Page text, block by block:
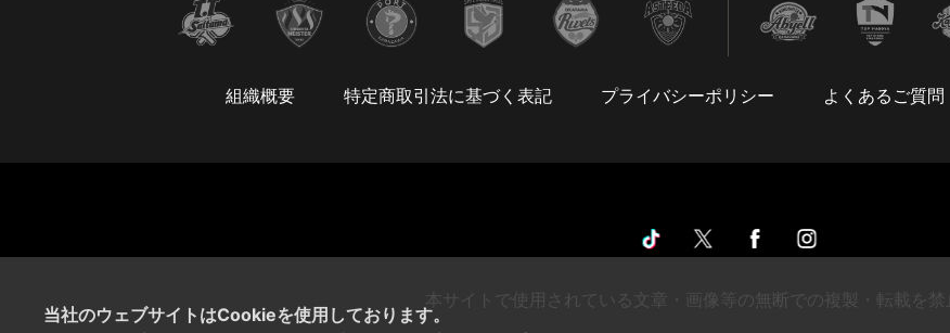
組織概要 特定商取引法に基づく表記 プライバシーポリシー よくあるご質問
本サイトで使用されている文章・画像等の無断での複製・転載を禁
当社のウェブサイトはCookieを使用しております。